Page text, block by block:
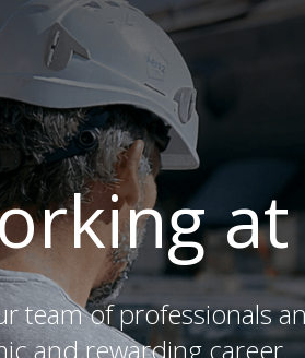
team of professionals
and rewarding career.